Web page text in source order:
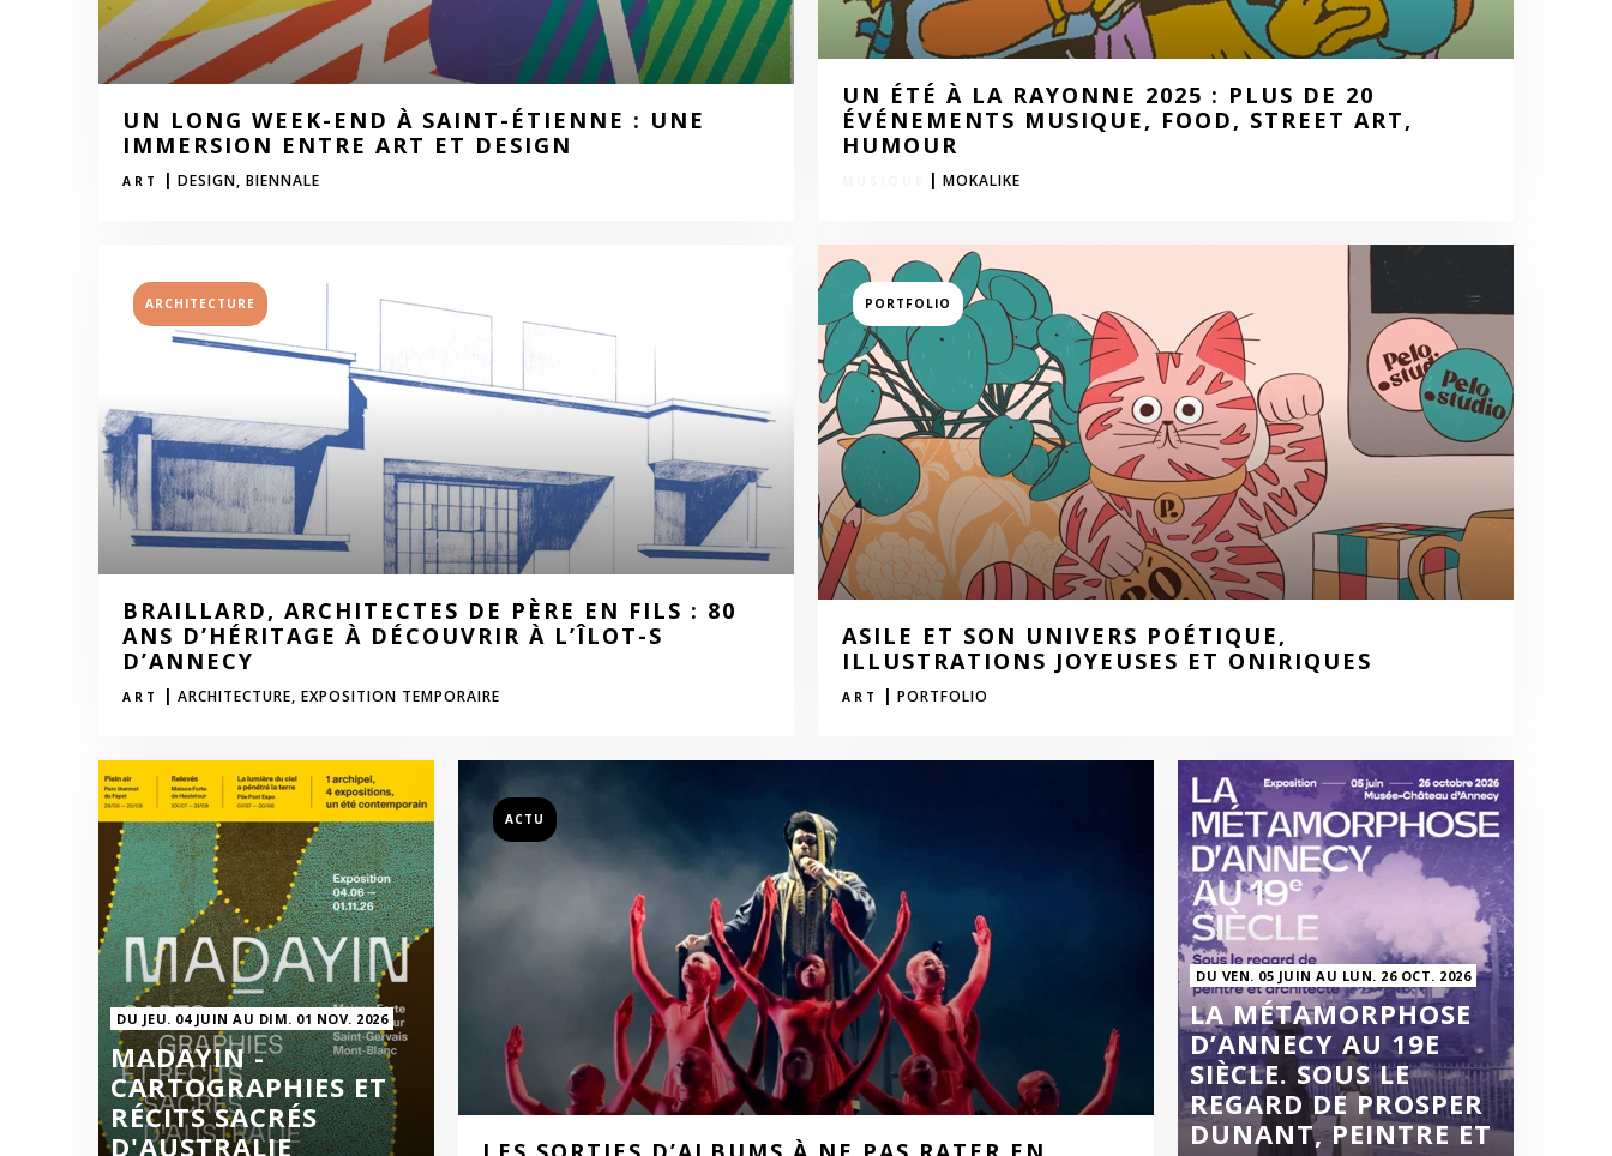
UN LONG WEEK-END À SAINT-ÉTIENNE : UNE
IMMERSION ENTRE ART ET DESIGN
ART | DESIGN, BIENNALE
UN ÉTÉ À LA RAYONNE 2025 : PLUS DE 20
ÉVÉNEMENTS MUSIQUE, FOOD, STREET ART,
HUMOUR
| MOKALIKE
BRAILLARD, ARCHITECTES DE PÈRE EN FILS : 80
ANS D’HÉRITAGE À DÉCOUVRIR À L’ÎLOT-S
D’ANNECY
ART | ARCHITECTURE, EXPOSITION TEMPORAIRE
ARCHITECTURE
ASILE ET SON UNIVERS POÉTIQUE,
ILLUSTRATIONS JOYEUSES ET ONIRIQUES
ART | PORTFOLIO
PORTFOLIO
DU JEU. 04 JUIN AU DIM. 01 NOV. 2026
MADAYIN -
CARTOGRAPHIES ET
RÉCITS SACRÉS
D'AUSTRALIE
ACTU
DU VEN. 05 JUIN AU LUN. 26 OCT. 2026
LA MÉTAMORPHOSE
D’ANNECY AU 19E
SIÈCLE. SOUS LE
REGARD DE PROSPER
DUNANT, PEINTRE ET